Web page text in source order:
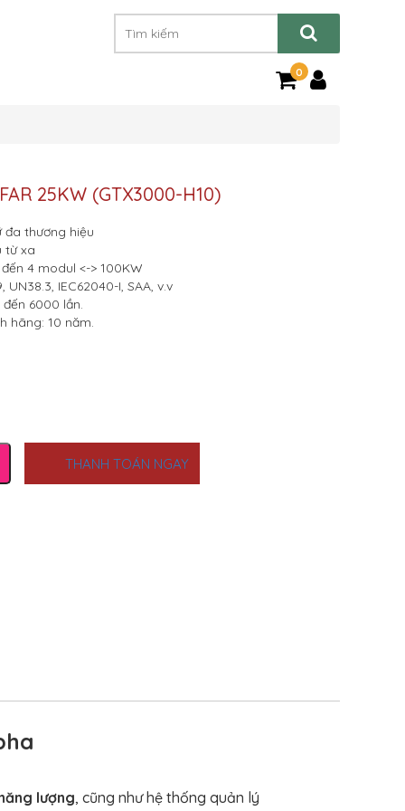
0
25KW (GTX3000-H10)
đa thương hiệu
từ xa
4 modul <-> 100KW
IEC62040-I, SAA, v.v
6000 lần.
hãng: 10 năm.
THANH TOÁN NGAY
lượng, cũng như hệ thống quản lý